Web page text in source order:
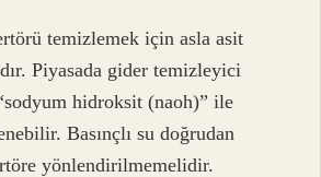
temizlemek için asla asit
Piyasada gider temizleyici
hidroksit (naoh)” ile
Basınçlı su doğrudan
yönlendirilmemelidir.